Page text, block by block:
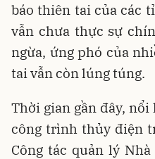
báo thiên tai của các
vẫn chưa thực sự
ngừa, ứng phó của
tai vẫn còn lúng túng.
Thời gian gần đây,
công trình thủy điện
Công tác quản lý